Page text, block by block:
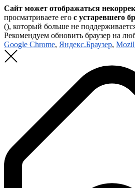
Сайт может отображаться
просматриваете его с устаревшего
(), который больше не
Рекомендуем обновить браузер на
Google Chrome, Яндекс.Браузер,